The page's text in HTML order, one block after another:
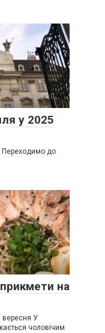
0
у 2025
Переходимо до
0
на
вересня У
чоловічим